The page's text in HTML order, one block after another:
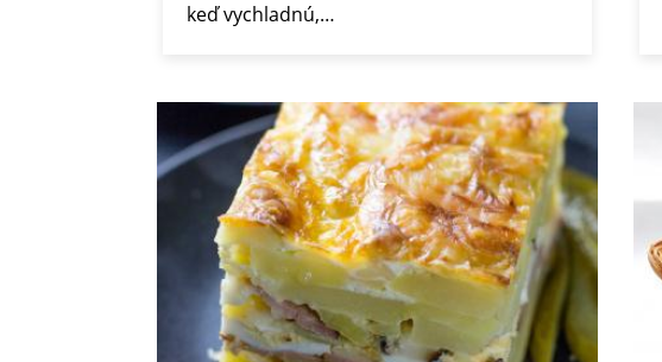
keď vychladnú,…